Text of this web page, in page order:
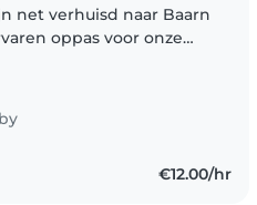
net verhuisd naar Baarn
oppas voor onze
€12.00/hr